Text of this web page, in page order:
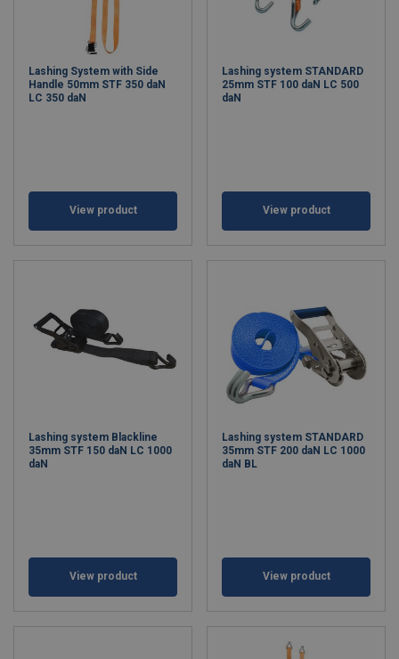
Lashing System with Side
Handle 50mm STF 350 daN
LC 350 daN
View product
Lashing system STANDARD
25mm STF 100 daN LC 500
daN
View product
Lashing system Blackline
35mm STF 150 daN LC 1000
daN
View product
Lashing system STANDARD
35mm STF 200 daN LC 1000
daN BL
View product